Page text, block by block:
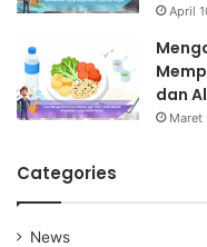
April
dan
Maret
Categories
News